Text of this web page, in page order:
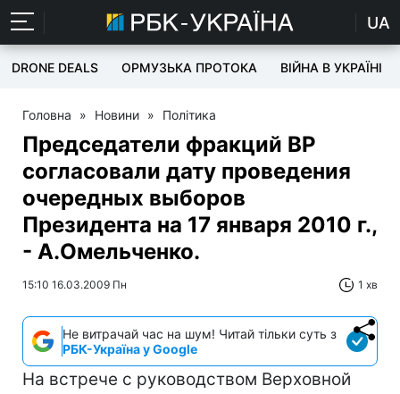
UA
DRONE DEALS ОРМУЗЬКА ПРОТОКА ВІЙНА В УКРАЇНІ
Головна » Новини » Політика
Председатели фракций ВР
согласовали дату проведения
очередных выборов
Президента на 17 января 2010 г.,
- А.Омельченко.
15:10 16.03.2009 Пн 1 хв
Не витрачай час на шум! Читай тільки суть з
РБК-Україна у Google
На встрече с руководством Верховной